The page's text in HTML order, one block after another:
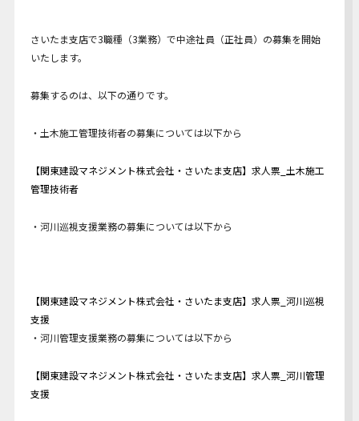
さいたま支店で3職種（3業務）で中途社員（正社員）の募集を開始
いたします。
募集するのは、以下の通りです。
・土木施工管理技術者の募集については以下から
【関東建設マネジメント株式会社・さいたま支店】求人票_土木施工
管理技術者
・河川巡視支援業務の募集については以下から
【関東建設マネジメント株式会社・さいたま支店】求人票_河川巡視
支援
・河川管理支援業務の募集については以下から
【関東建設マネジメント株式会社・さいたま支店】求人票_河川管理
支援